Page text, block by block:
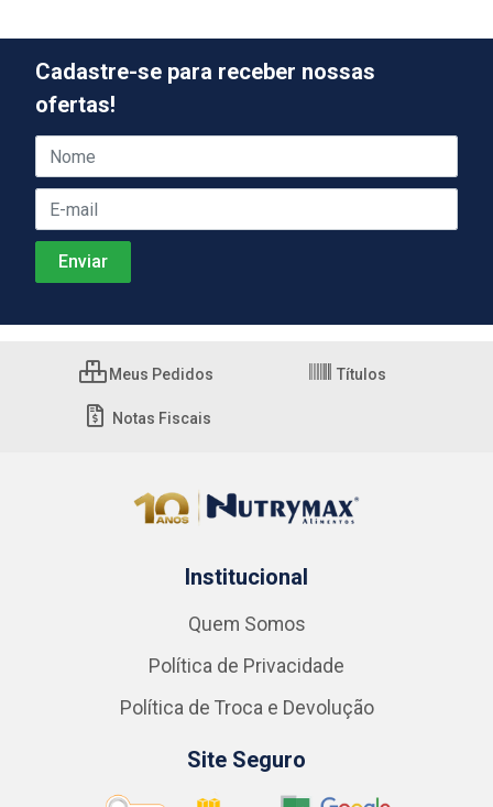
Cadastre-se para receber nossas
ofertas!
Meus Pedidos Títulos
Notas Fiscais
Institucional
Quem Somos
Política de Privacidade
Política de Troca e Devolução
Site Seguro